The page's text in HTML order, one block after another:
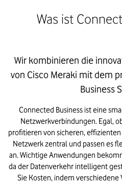
Was ist
Wir kombinieren die
von Cisco Meraki mit dem
Business
Connected Business ist eine
Netzwerkverbindungen. Egal,
profitieren von sicheren,
Netzwerk zentral und passen es
an. Wichtige Anwendungen
da der Datenverkehr intelligent
Sie Kosten, indem verschiedene